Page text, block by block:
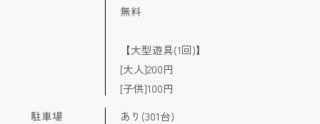
無料
【大型遊具(1回)】
[大人]200円
[子供]100円
駐車場
あり(301台)